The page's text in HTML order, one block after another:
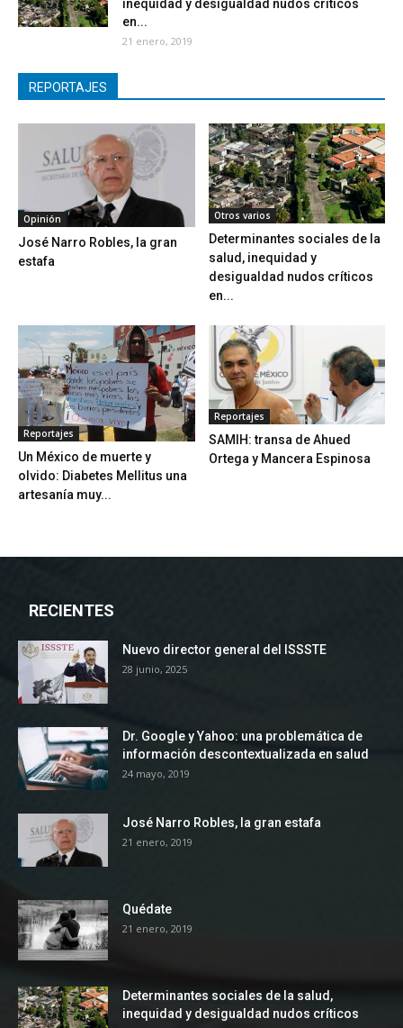
inequidad y desigualdad nudos críticos
en...
21 enero, 2019
REPORTAJES
Opinión
José Narro Robles, la gran
estafa
Otros varios
Determinantes sociales de la
salud, inequidad y
desigualdad nudos críticos
en...
Reportajes
Un México de muerte y
olvido: Diabetes Mellitus una
artesanía muy...
Reportajes
SAMIH: transa de Ahued
Ortega y Mancera Espinosa
RECIENTES
Nuevo director general del ISSSTE
28 junio, 2025
Dr. Google y Yahoo: una problemática de
información descontextualizada en salud
24 mayo, 2019
José Narro Robles, la gran estafa
21 enero, 2019
Quédate
21 enero, 2019
Determinantes sociales de la salud,
inequidad y desigualdad nudos críticos